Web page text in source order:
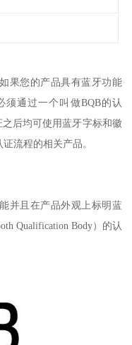
果您的产品具有蓝牙功能
通过一个叫做BQB的认
后均可使用蓝牙字标和徽
流程的相关产品。
并且在产品外观上标明蓝
Qualification Body）的认